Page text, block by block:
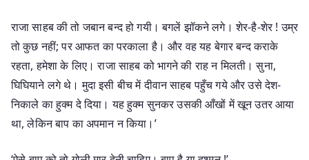
राजा साहब की तो जबान बन्द हो गयी। बगलें झॉकने लगे। शेर-है-शेर ! उम्र
तो कुछ नहीं; पर आफत का परकाला है। और वह यह बेगार बन्द कराके
रहता, हमेशा के लिए। राजा साहब को भागने की राह न मिलती। सुना,
घिघियाने लगे थे। मुदा इसी बीच में दीवान साहब पहुँच गये और उसे देश-
निकाले का हुक्म दे दिया। यह हुक्म सुनकर उसकी आँखों में खून उतर आया
था, लेकिन बाप का अपमान न किया।’